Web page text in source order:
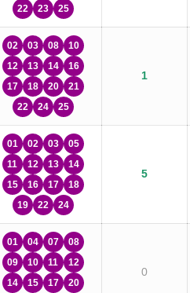
22
23 25
02 03 08
10
12
13 14
16
17
18 20
21
22
24 25
1
01 02 03
05
11
12 13
14
15
16 17
18
19
22 24
5
01 04 07
08
09
10 11
12
14
15 17 20
0